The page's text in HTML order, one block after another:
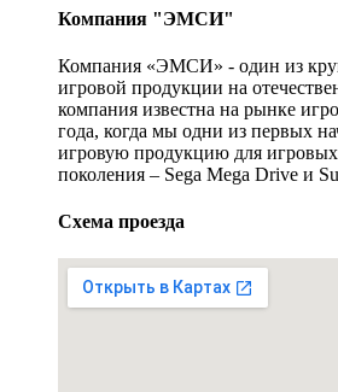
Компания "ЭМСИ"
Компания «ЭМСИ» - один из
игровой продукции на
компания известна на рынке
года, когда мы одни из первых
игровую продукцию для
поколения – Sega Mega Drive и
Схема проезда